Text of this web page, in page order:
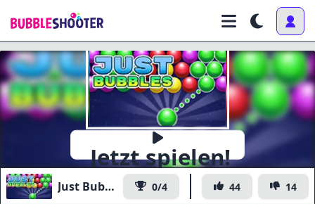
Jetzt spielen!
Just Bubbles 0/4 44 14